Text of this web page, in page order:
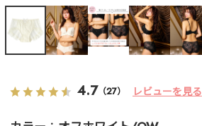
4.7 （27） レビューを見る